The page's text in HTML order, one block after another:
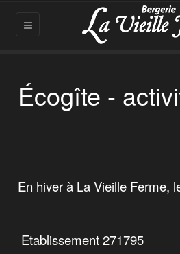
Écogîte -
En hiver à La Vieille Ferme,
Etablissement 271795